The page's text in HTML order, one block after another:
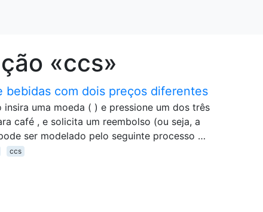
«ccs»
bebidas com dois preços diferentes
uma moeda ( ) e pressione um dos três
café , e solicita um reembolso (ou seja, a
ser modelado pelo seguinte processo …
ccs